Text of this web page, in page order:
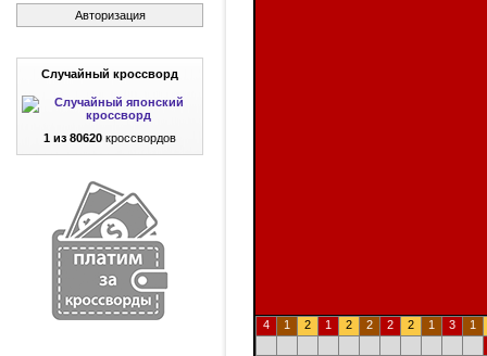
Авторизация
Случайный кроссворд
1 из 80620 кроссвордов
4 1 2 1 2 2 2 2 1 3 1